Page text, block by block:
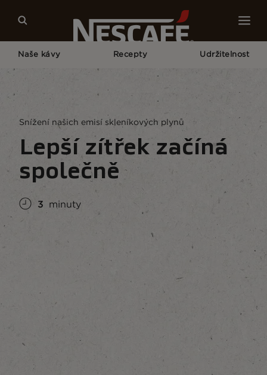
Naše kávy Recepty Udržitelnost
Lepší Zítřek Začíná Společně
Snížení našich emisí skleníkových plynů
Lepší zítřek začíná
společně
3 minuty